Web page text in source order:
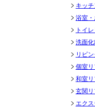
キッ
浴室
トイ
洗面
リビ
個室
和室
玄関
エク